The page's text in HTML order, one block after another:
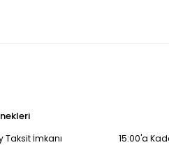
Taksit İmkanı 15:00'a